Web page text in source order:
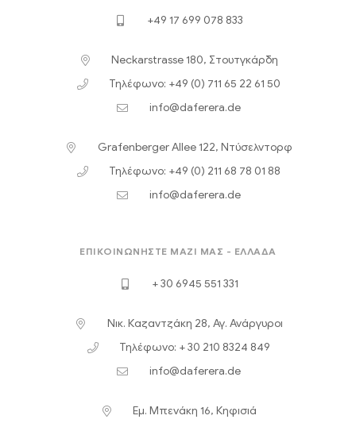
+49 17 699 078 833
Neckarstrasse 180, Στουτγκάρδη
Τηλέφωνο: +49 (0) 711 65 22 61 50
info@daferera.de
Grafenberger Allee 122, Ντύσελντορφ
Τηλέφωνο: +49 (0) 211 68 78 01 88
info@daferera.de
ΕΠΙΚΟΙΝΩΝΉΣΤΕ ΜΑΖΊ ΜΑΣ - ΕΛΛΆΔΑ
+ 30 6945 551 331
Νικ. Καζαντζάκη 28, Αγ. Ανάργυροι
Τηλέφωνο: + 30 210 8324 849
info@daferera.de
Εμ. Μπενάκη 16, Κηφισιά